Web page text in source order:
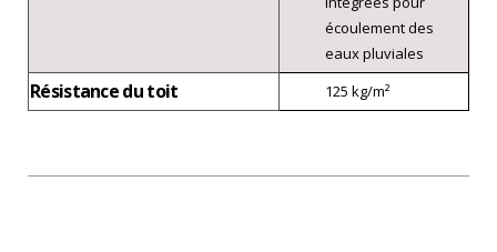
écoulement des
eaux pluviales
Résistance du toit 125 kg/m²